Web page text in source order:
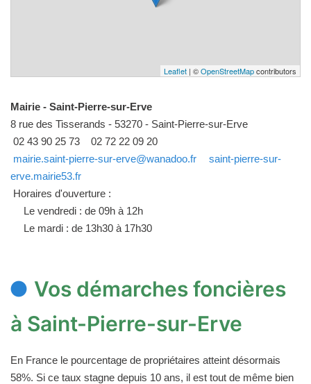
Leaflet | ©OpenStreetMapcontributors
Mairie - Saint-Pierre-sur-Erve
8 rue des Tisserands - 53270 - Saint-Pierre-sur-Erve
02 43 90 25 73
02 72 22 09 20
mairie.saint-pierre-sur-erve@wanadoo.fr
saint-pierre-sur-
erve.mairie53.fr
Horaires d'ouverture :
Le vendredi : de 09h à 12h
Le mardi : de 13h30 à 17h30
Vos démarches foncières
à Saint-Pierre-sur-Erve
En France le pourcentage de propriétaires atteint désormais
58%. Si ce taux stagne depuis 10 ans, il est tout de même bien